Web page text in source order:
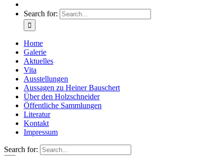
Search for:
Home
Galerie
Aktuelles
Vita
Ausstellungen
Aussagen zu Heiner Bauschert
Über den Holzschneider
Öffentliche Sammlungen
Literatur
Kontakt
Impressum
Search for: